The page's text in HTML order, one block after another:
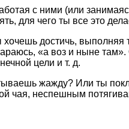
с ними (или
для чего ты все это
хочешь достичь,
«а воз и ныне
цели и т. д.
жажду? Или ты
чая, неспешным